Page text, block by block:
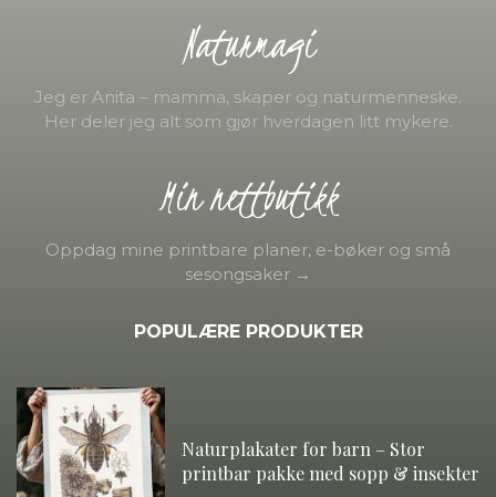
Naturmagi
Jeg er Anita – mamma, skaper og naturmenneske.
Her deler jeg alt som gjør hverdagen litt mykere.
Min nettbutikk
Oppdag mine printbare planer, e-bøker og små
sesongsaker →
POPULÆRE PRODUKTER
Naturplakater for barn – Stor
printbar pakke med sopp & insekter